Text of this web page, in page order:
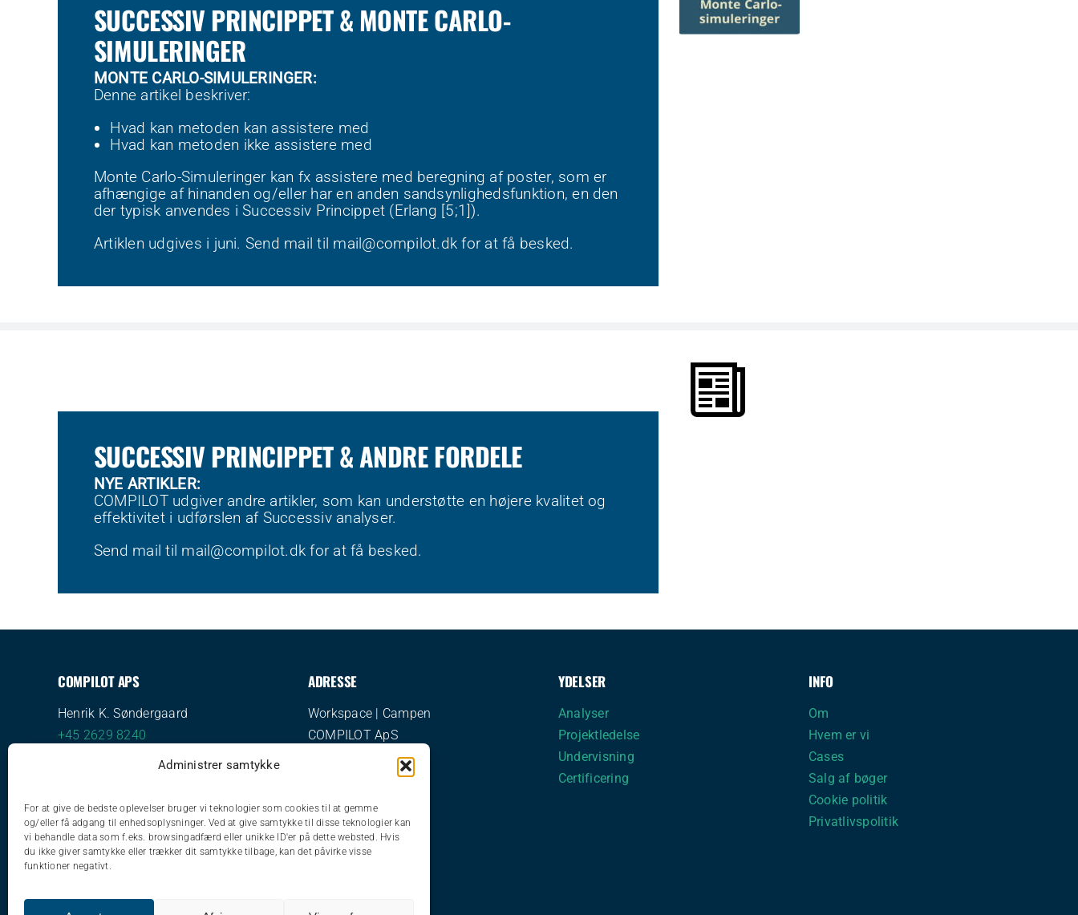
Administrer samtykke
For at give de bedste oplevelser bruger vi teknologier som cookies til at gemme
og/eller få adgang til enhedsoplysninger. Ved at give samtykke til disse teknologier kan
vi behandle data som f.eks. browsingadfærd eller unikke ID'er på dette websted. Hvis
du ikke giver samtykke eller trækker dit samtykke tilbage, kan det påvirke visse
funktioner negativt.
SUCCESSIV PRINCIPPET & MONTE CARLO-
SIMULERINGER
MONTE CARLO-SIMULERINGER:
Denne artikel beskriver:
Hvad kan metoden kan assistere med
Hvad kan metoden ikke assistere med
Monte Carlo-Simuleringer kan fx assistere med beregning af poster, som er
afhængige af hinanden og/eller har en anden sandsynlighedsfunktion, en den
der typisk anvendes i Successiv Princippet (Erlang [5;1]).
Artiklen udgives i juni. Send mail til mail@compilot.dk for at få besked.
SUCCESSIV PRINCIPPET & ANDRE FORDELE
NYE ARTIKLER:
COMPILOT udgiver andre artikler, som kan understøtte en højere kvalitet og
effektivitet i udførslen af Successiv analyser.
Send mail til mail@compilot.dk for at få besked.
COMPILOT APS
Henrik K. Søndergaard
+45 2629 8240
mail@compilot.dk
ADRESSE
Workspace | Campen
COMPILOT ApS
DK-8210 Aarhus V
CVR: 3869 4766
YDELSER
Analyser
Projektledelse
Undervisning
Certificering
INFO
Om
Hvem er vi
Cases
Salg af bøger
Cookie politik
Privatlivspolitik